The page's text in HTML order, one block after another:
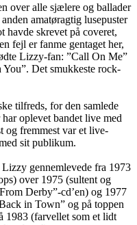
over alle sjælere og ballader
amatøragtig lusepuster
havde skrevet på coveret,
fejl er fanme gentaget her,
Lizzy-fan: ”Call On Me”
Det smukkeste rock-
tilfreds, for den samlede
oplevet bandet live med
fremmest var et live-
sit publikum.
gennemlevede fra 1973
over 1975 (sultent og
Derby”-cd’en) og 1977
in Town” og på toppen
1983 (farvellet som et lidt